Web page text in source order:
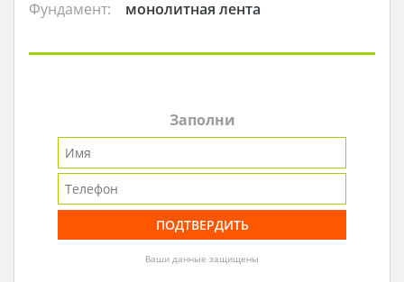
Фундамент: монолитная лента
Заполни
Ваши данные защищены